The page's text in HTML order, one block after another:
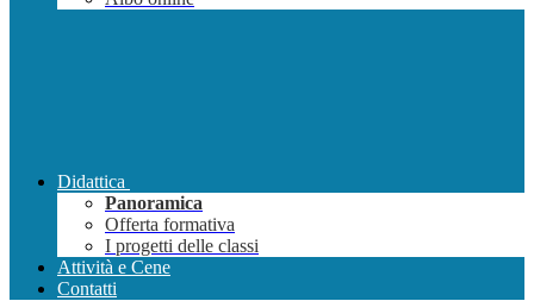
Didattica
Panoramica
Offerta formativa
I progetti delle classi
Attività e Cene
Contatti